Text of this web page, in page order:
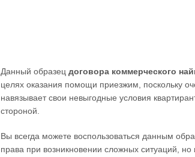
Данный образец договора коммерческого
целях оказания помощи приезжим, поскольку
навязывает свои невыгодные условия
стороной.
Вы всегда можете воспользоваться данным
права при возникновении сложных ситуаций, но